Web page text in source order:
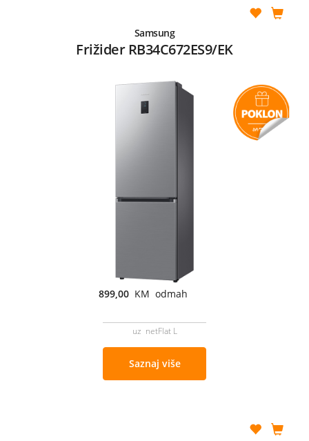
Samsung
Frižider RB34C672ES9/EK
899,00 KM odmah
uz netFlat L
Saznaj više